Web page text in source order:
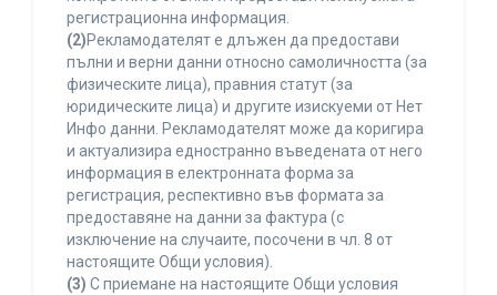
регистрационна информация.
(2)Рекламодателят е длъжен да предостави
пълни и верни данни относно самоличността (за
физическите лица), правния статут (за
юридическите лица) и другите изискуеми от Нет
Инфо данни. Рекламодателят може да коригира
и актуализира едностранно въведената от него
информация в електронната форма за
регистрация, респективно във формата за
предоставяне на данни за фактура (с
изключение на случаите, посочени в чл. 8 от
настоящите Общи условия).
(3) С приемане на настоящите Общи условия